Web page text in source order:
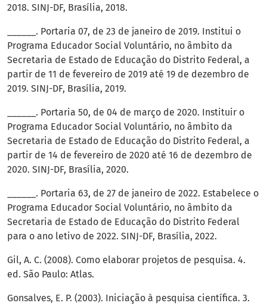
2018. SINJ-DF, Brasília, 2018.
______. Portaria 07, de 23 de janeiro de 2019. Institui o
Programa Educador Social Voluntário, no âmbito da
Secretaria de Estado de Educação do Distrito Federal, a
partir de 11 de fevereiro de 2019 até 19 de dezembro de
2019. SINJ-DF, Brasília, 2019.
______. Portaria 50, de 04 de março de 2020. Instituir o
Programa Educador Social Voluntário, no âmbito da
Secretaria de Estado de Educação do Distrito Federal, a
partir de 14 de fevereiro de 2020 até 16 de dezembro de
2020. SINJ-DF, Brasília, 2020.
______. Portaria 63, de 27 de janeiro de 2022. Estabelece o
Programa Educador Social Voluntário, no âmbito da
Secretaria de Estado de Educação do Distrito Federal
para o ano letivo de 2022. SINJ-DF, Brasília, 2022.
Gil, A. C. (2008). Como elaborar projetos de pesquisa. 4.
ed. São Paulo: Atlas.
Gonsalves, E. P. (2003). Iniciação à pesquisa científica. 3.